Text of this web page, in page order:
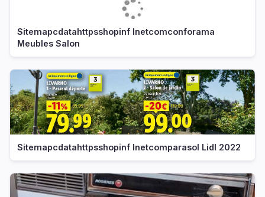
Sitemapcdatahttpsshopinf Inetcomconforama
Meubles Salon
Sitemapcdatahttpsshopinf Inetcomparasol Lidl 2022